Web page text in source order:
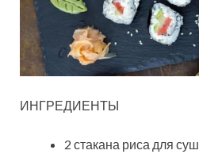
ИНГРЕДИЕНТЫ
2 стакана риса для